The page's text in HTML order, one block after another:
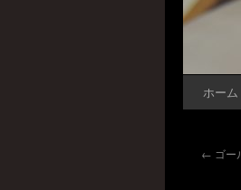
ホーム
← ゴー